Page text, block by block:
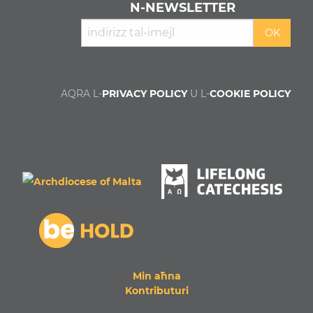
Min aħna
Kontributuri
N‑NEWSLETTER
AQRA L-PRIVACY POLICYU L-COOKIE POLICY